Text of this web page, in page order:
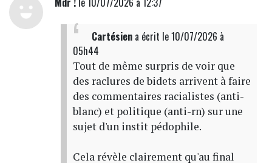
Cartésiena écrit le 10/07/2026 à
05h44
Tout de même surpris de voir que
des raclures de bidets arrivent à faire
des commentaires racialistes (anti-
blanc) et politique (anti-rn) sur une
sujet d'un instit pédophile.
Cela révèle clairement qu'au final